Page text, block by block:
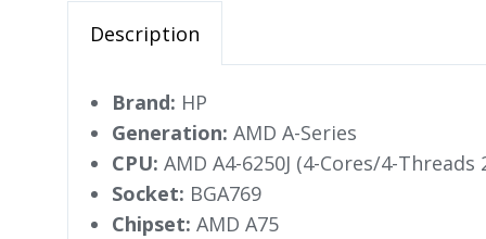
Description
Brand: HP
Generation: AMD A-Series
CPU: AMD A4-6250J (4-Cores/4-Threads
Socket: BGA769
Chipset: AMD A75